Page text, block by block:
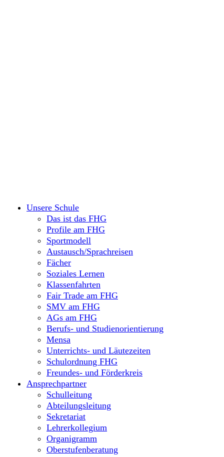
Unsere Schule
Das ist das FHG
Profile am FHG
Sportmodell
Austausch/Sprachreisen
Fächer
Soziales Lernen
Klassenfahrten
Fair Trade am FHG
SMV am FHG
AGs am FHG
Berufs- und Studienorientierung
Mensa
Unterrichts- und Läutezeiten
Schulordnung FHG
Freundes- und Förderkreis
Ansprechpartner
Schulleitung
Abteilungsleitung
Sekretariat
Lehrerkollegium
Organigramm
Oberstufenberatung